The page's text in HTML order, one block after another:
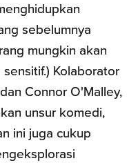
sebelumnya
mungkin akan
Kolaborator
Connor O'Malley,
unsur komedi,
ini juga cukup